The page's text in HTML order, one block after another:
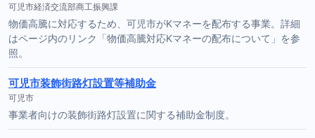
可児市経済交流部商工振興課
物価高騰に対応するため、可児市がKマネーを配布する事業。詳細
はページ内のリンク「物価高騰対応Kマネーの配布について」を参
照。
可児市装飾街路灯設置等補助金
可児市
事業者向けの装飾街路灯設置に関する補助金制度。